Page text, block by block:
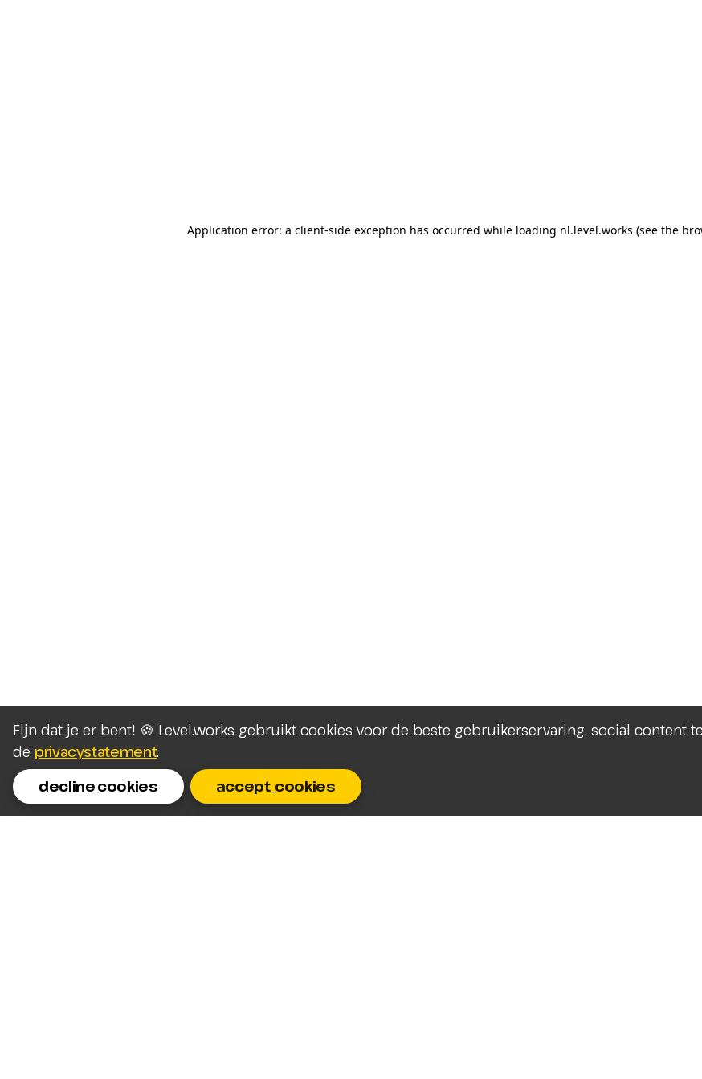
Fijn dat je er bent! 🍪 Level.works gebruikt cookies voor de beste gebruikerservaring, social content
de privacystatement.
decline_cookies
accept_cookies
Application error: a client-side exception has occurred while loading nl.level.works (see the